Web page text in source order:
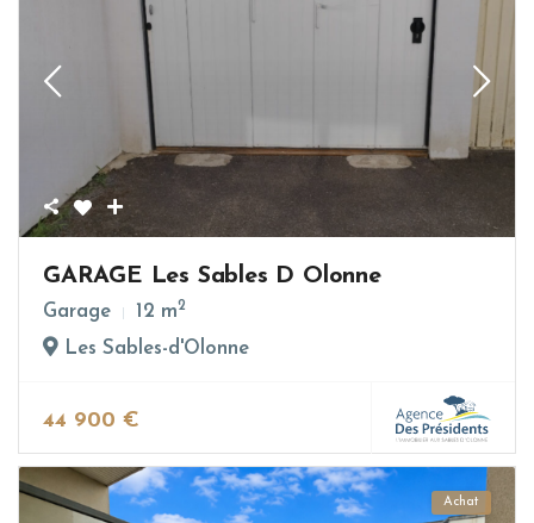
GARAGE Les Sables D Olonne
Garage 12 m2
Les Sables-d'Olonne
44 900 €
Achat